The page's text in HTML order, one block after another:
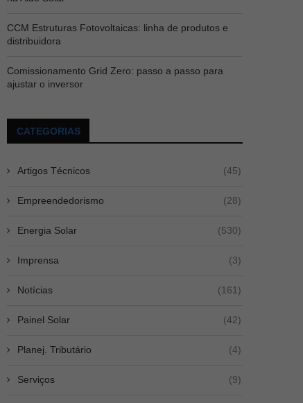
Comissionamento Grid Zero:
Jul 14, 2026
Payback de energia solar: o
Atualizado em 18 de junho de
CCM Estruturas Fotovoltaicas: linha de produtos e
distribuidora
Comissionamento Grid Zero: passo a passo para
ajustar o inversor
CATEGORIAS
Artigos Técnicos (45)
Empreendedorismo (28)
Energia Solar (530)
Imprensa (3)
Notícias (161)
Painel Solar (42)
Planej. Tributário (4)
Serviços (9)